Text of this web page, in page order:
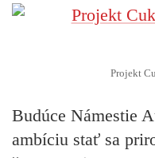
Projekt
Budúce Námestie
ambíciu stať sa